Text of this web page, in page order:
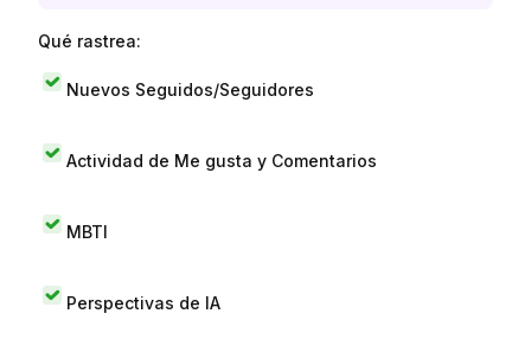
Qué rastrea:
Nuevos Seguidos/Seguidores
Actividad de Me gusta y Comentarios
MBTI
Perspectivas de IA